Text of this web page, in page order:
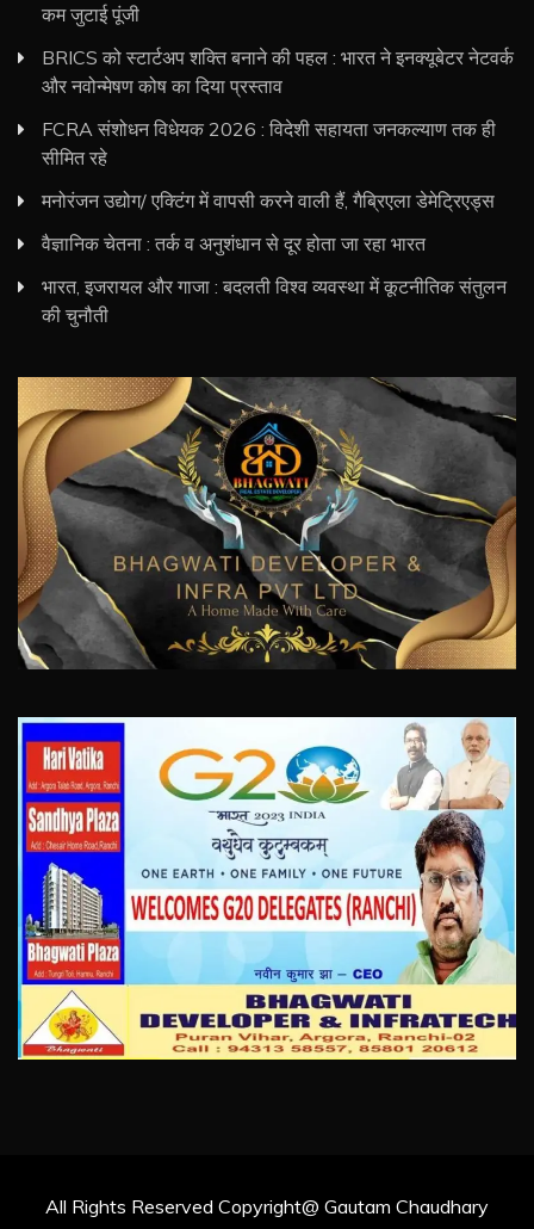
कम जुटाई पूंजी
BRICS को स्टार्टअप शक्ति बनाने की पहल : भारत ने इनक्यूबेटर नेटवर्क
और नवोन्मेषण कोष का दिया प्रस्ताव
FCRA संशोधन विधेयक 2026 : विदेशी सहायता जनकल्याण तक ही
सीमित रहे
मनोरंजन उद्योग/ एक्टिंग में वापसी करने वाली हैं, गैब्रिएला डेमेट्रिएड्स
वैज्ञानिक चेतना : तर्क व अनुशंधान से दूर होता जा रहा भारत
भारत, इजरायल और गाजा : बदलती विश्व व्यवस्था में कूटनीतिक संतुलन
की चुनौती
All Rights Reserved Copyright@ Gautam Chaudhary